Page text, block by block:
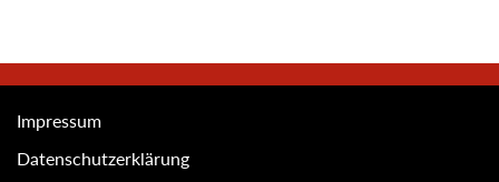
Impressum
Datenschutzerklärung